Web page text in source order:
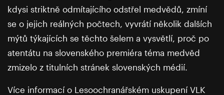
kdysi striktně odmítajícího odstřel medvědů, zmíní
se o jejich reálných počtech, vyvrátí několik dalších
mýtů týkajících se těchto šelem a vysvětlí, proč po
atentátu na slovenského premiéra téma medvěd
zmizelo z titulních stránek slovenských médií.
Více informací o Lesoochranářském uskupení VLK